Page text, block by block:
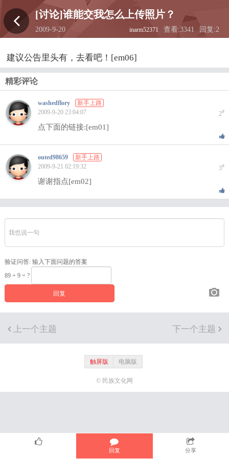
[讨论]谁能交我怎么上传照片？
2009-9-20
19:48:42
回复:2
查看:3341
inarm52371
建议公告里头有，去看吧！[em06]
回复 分享
精彩评论
washedflory
新手上路
2#
2009-9-20 23:04:07
点下面的链接:[em01]
outed98659
新手上路
3#
2009-9-21 02:19:32
谢谢指点[em02]
验证问答: 输入下面问题的答案
89 + 9 = ?
上一个主题 下一个主题
触屏版 电脑版
© 民族文化网